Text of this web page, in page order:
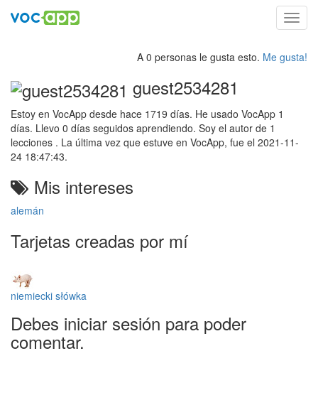
A 0 personas le gusta esto. Me gusta!
guest2534281
Estoy en VocApp desde hace 1719 días. He usado VocApp 1
días. Llevo 0 días seguidos aprendiendo. Soy el autor de 1
lecciones . La última vez que estuve en VocApp, fue el 2021-11-
24 18:47:43.
Mis intereses
alemán
Tarjetas creadas por mí
niemiecki słówka
Debes iniciar sesión para poder
comentar.